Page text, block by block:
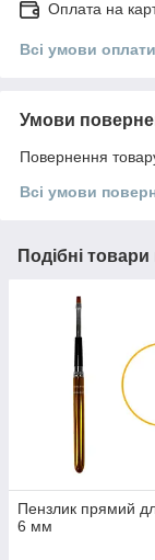
Оплата на
Всі умови оплати
Умови
Повернення
Всі умови
Подібні товари
Пензлик прямий
6 мм